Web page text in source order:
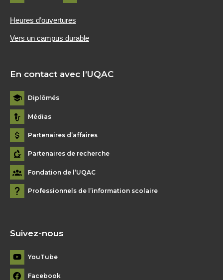
Heures d’ouvertures
Vers un campus durable
En contact avec l’UQAC
Diplômés
Médias
Partenaires d’affaires
Partenaires de recherche
Fondation de l’UQAC
Professionnels de l’information scolaire
Suivez-nous
YouTube
Facebook